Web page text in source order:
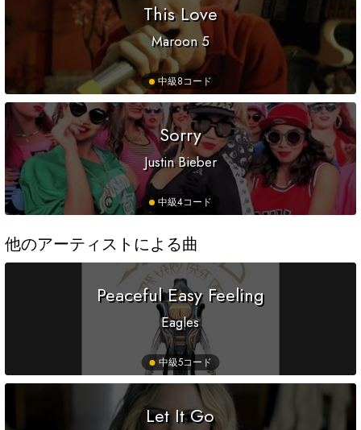
This Love
Maroon 5
中級8コード
Sorry
Justin Bieber
中級4コード
他のアーティストによる曲
Peaceful Easy Feeling
Eagles
中級5コード
Let It Go